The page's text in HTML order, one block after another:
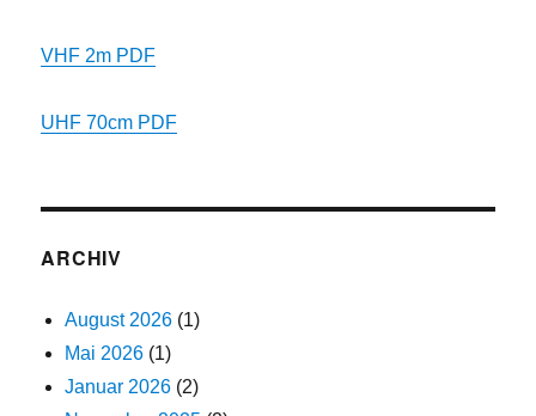
VHF 2m PDF
UHF 70cm PDF
ARCHIV
August 2026 (1)
Mai 2026 (1)
Januar 2026 (2)